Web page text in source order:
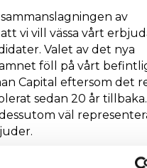
av
vi vill vässa vårt
Valet av det nya
föll på vårt
Capital eftersom det
sedan 20 år
väl
erbjudande innefattar